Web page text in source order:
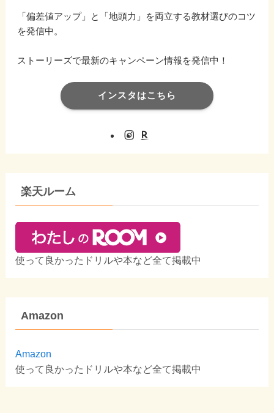
「偏差値アップ」と「地頭力」を両立する教材選びのコツ
を発信中。
ストーリーズで最新のキャンペーン情報を発信中！
インスタはこちら
楽天ルーム
使って良かったドリルや本など全て掲載中
Amazon
Amazon
使って良かったドリルや本など全て掲載中